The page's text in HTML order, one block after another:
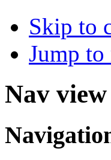
Skip to
Jump
Nav